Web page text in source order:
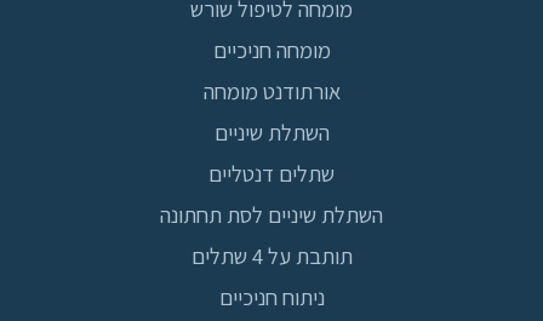
מומחה לטיפול שורש
מומחה חניכיים
אורתודנט מומחה
השתלת שיניים
שתלים דנטליים
השתלת שיניים לסת תחתונה
תותבת על 4 שתלים
ניתוח חניכיים